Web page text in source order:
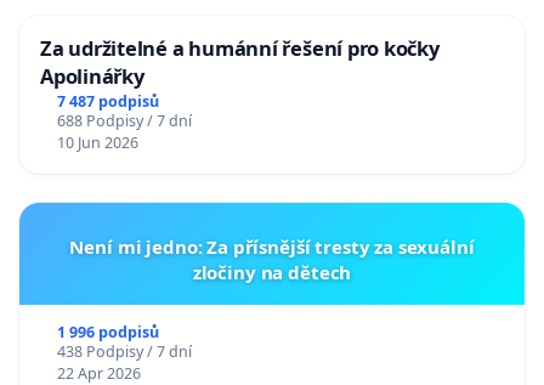
Za udržitelné a humánní řešení pro kočky
Apolinářky
7 487 podpisů
688 Podpisy / 7 dní
10 Jun 2026
Není mi jedno: Za přísnější tresty za sexuální
zločiny na dětech
1 996 podpisů
438 Podpisy / 7 dní
22 Apr 2026